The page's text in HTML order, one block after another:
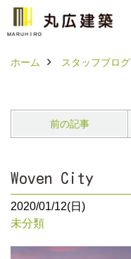
ホーム スタッフブログ
前の記事
Woven City
2020/01/12(日)
未分類